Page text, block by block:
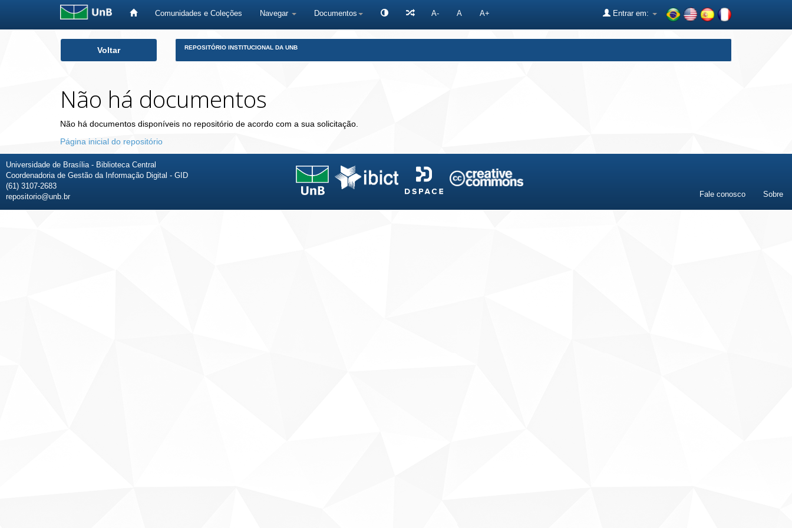
Comunidades e Coleções Navegar Documentos A- A A+ Entrar em:
Voltar REPOSITÓRIO INSTITUCIONAL DA UNB
Não há documentos
Não há documentos disponíveis no repositório de acordo com a sua solicitação.
Página inicial do repositório
Universidade de Brasília - Biblioteca Central
Coordenadoria de Gestão da Informação Digital - GID
(61) 3107-2683
repositorio@unb.br
Fale conosco Sobre